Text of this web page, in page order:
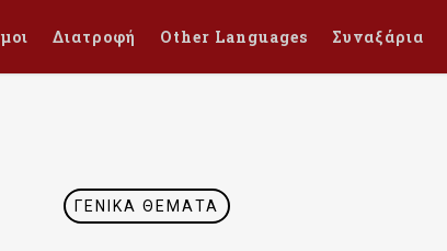
Διατροφή Other Languages Συναξάρια
ΓΕΝΙΚΆ ΘΈΜΑΤΑ